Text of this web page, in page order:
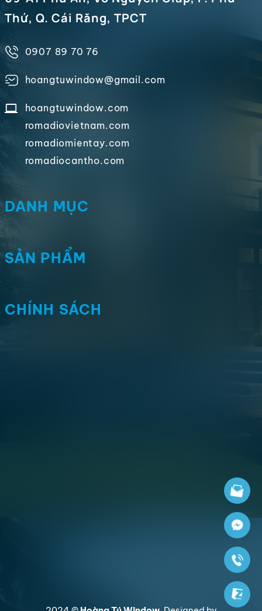
Thứ, Q. Cái Răng, TPCT
0907 89 70 76
hoangtuwindow@gmail.com
hoangtuwindow.com
romadiovietnam.com
romadiomientay.com
romadiocantho.com
DANH MỤC
SẢN PHẨM
CHÍNH SÁCH